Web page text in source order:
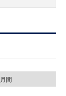
月間